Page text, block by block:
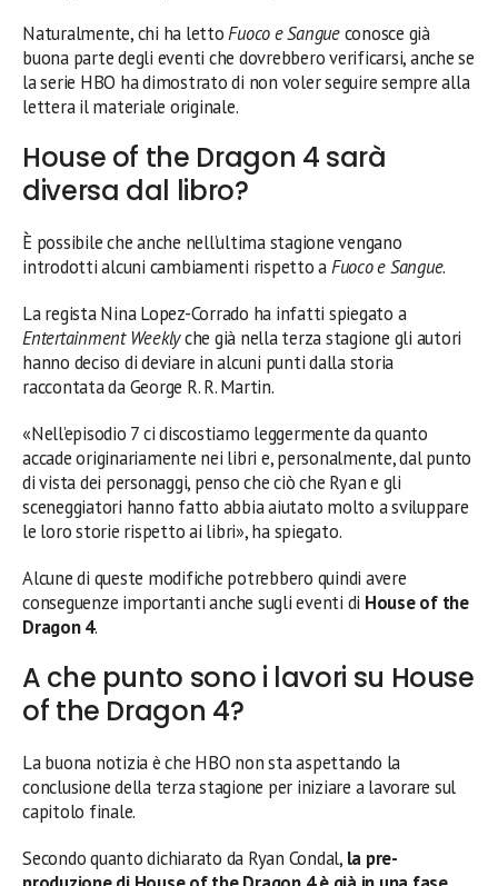
Naturalmente, chi ha lettoFuoco e Sangueconosce già
buona parte degli eventi che dovrebbero verificarsi, anche se
la serie HBO ha dimostrato di non voler seguire sempre alla
lettera il materiale originale.
House of the Dragon 4 sarà
diversa dal libro?
È possibile che anche nell’ultima stagione vengano
introdotti alcuni cambiamenti rispetto aFuoco e Sangue.
La regista Nina Lopez-Corrado ha infatti spiegato a
Entertainment Weeklyche già nella terza stagione gli autori
hanno deciso di deviare in alcuni punti dalla storia
raccontata da George R. R. Martin.
«Nell’episodio 7 ci discostiamo leggermente da quanto
accade originariamente nei libri e, personalmente, dal punto
di vista dei personaggi, penso che ciò che Ryan e gli
sceneggiatori hanno fatto abbia aiutato molto a sviluppare
le loro storie rispetto ai libri», ha spiegato.
Alcune di queste modifiche potrebbero quindi avere
conseguenze importanti anche sugli eventi di House of the
Dragon 4.
A che punto sono i lavori su House
of the Dragon 4?
La buona notizia è che HBO non sta aspettando la
conclusione della terza stagione per iniziare a lavorare sul
capitolo finale.
Secondo quanto dichiarato da Ryan Condal, la pre-